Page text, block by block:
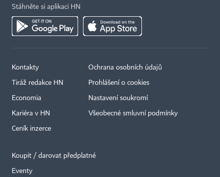
Stáhněte si aplikaci HN
Kontakty
Tiráž redakce HN
Economia
Kariéra v HN
Ceník inzerce
Ochrana osobních údajů
Prohlášení o cookies
Nastavení soukromí
Všeobecné smluvní podmínky
Koupit / darovat předplatné
Eventy